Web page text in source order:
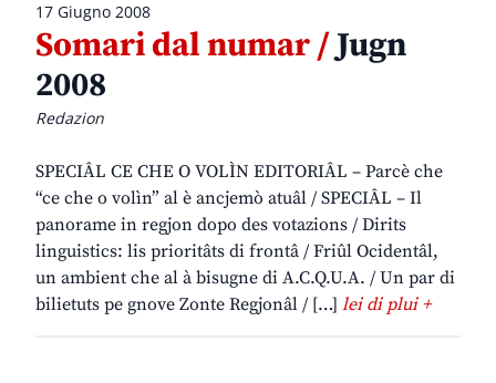
17 Giugno 2008
Somari dal numar /Jugn
2008
Redazion
SPECIÂL CE CHE O VOLÌN EDITORIÂL – Parcè che
“ce che o volìn” al è ancjemò atuâl / SPECIÂL – Il
panorame in regjon dopo des votazions / Dirits
linguistics: lis prioritâts di frontâ / Friûl Ocidentâl,
un ambient che al à bisugne di A.C.Q.U.A. / Un par di
bilietuts pe gnove Zonte Regjonâl / […] lei di plui +